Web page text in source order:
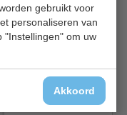
gebruikt voor
personaliseren van
"Instellingen" om uw
Akkoord
€ 512,00